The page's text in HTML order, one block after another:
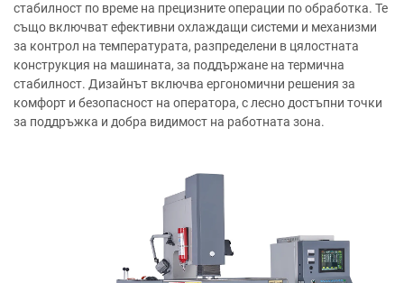
стабилност по време на прецизните операции по обработка. Те
също включват ефективни охлаждащи системи и механизми
за контрол на температурата, разпределени в цялостната
конструкция на машината, за поддържане на термична
стабилност. Дизайнът включва ергономични решения за
комфорт и безопасност на оператора, с лесно достъпни точки
за поддръжка и добра видимост на работната зона.